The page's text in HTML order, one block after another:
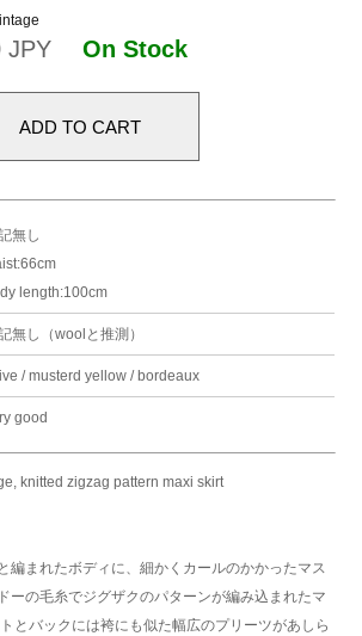
JPYOn Stock
無し
length:100cm
無し（woolと推測）
/ musterd yellow / bordeaux
good
knitted zigzag pattern maxi skirt
編まれたボディに、細かくカールのかかったマス
ーの毛糸でジグザクのパターンが編み込まれたマ
とバックには袴にも似た幅広のプリーツがあしら